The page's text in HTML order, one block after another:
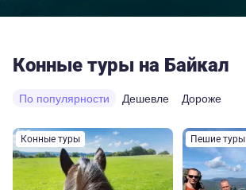
Конные туры на Байкал
По популярности Дешевле Дороже
Конные туры Пешие туры